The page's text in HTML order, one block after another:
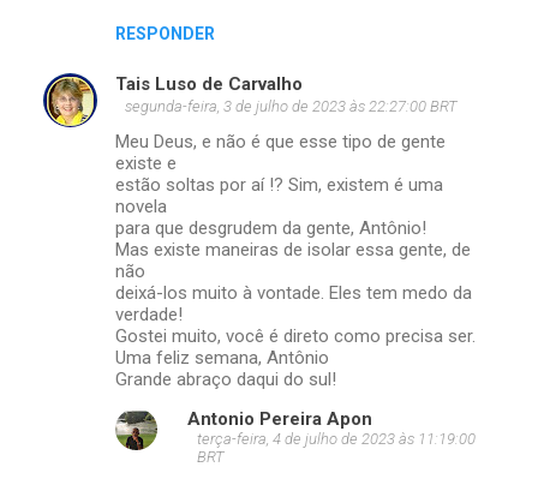
RESPONDER
Tais Luso de Carvalho
segunda-feira, 3 de julho de 2023 às 22:27:00 BRT
Meu Deus, e não é que esse tipo de gente
existe e
estão soltas por aí !? Sim, existem é uma
novela
para que desgrudem da gente, Antônio!
Mas existe maneiras de isolar essa gente, de
não
deixá-los muito à vontade. Eles tem medo da
verdade!
Gostei muito, você é direto como precisa ser.
Uma feliz semana, Antônio
Grande abraço daqui do sul!
Antonio Pereira Apon
terça-feira, 4 de julho de 2023 às 11:19:00
BRT